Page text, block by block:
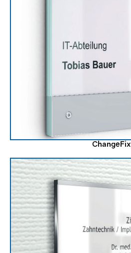
ChangeFix